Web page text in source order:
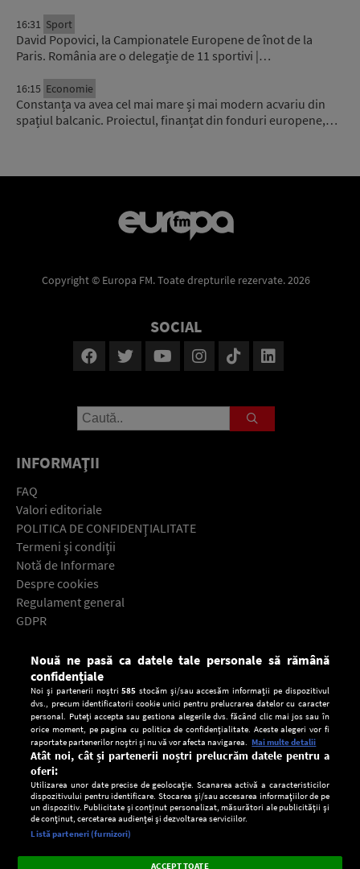
16:31 Sport
David Popovici, la Campionatele Europene de înot de la
Paris. România are o delegație de 11 sportivi |…
16:15 Economie
Constanța va avea cel mai mare și mai modern acvariu din
spațiul balcanic. Proiectul, finanțat din fonduri europene,…
Copyright © Europa FM. Toate drepturile rezervate. 2026
SOCIAL
INFORMAŢII
FAQ
Valori editoriale
POLITICA DE CONFIDENŢIALITATE
Termeni şi condiţii
Notă de Informare
Despre cookies
Regulament general
GDPR
Descarcă gratuit aplicaţia Europa FM pentru smartphone:
Setări:
Dark
Radio live, podcasturi, știri și alerte ×
Nouă ne pasă ca datele tale personale să rămână
confidențiale
Noi și partenerii noștri585 stocăm și/sau accesăm informații pe dispozitivul
dvs., precum identificatorii cookie unici pentru prelucrarea datelor cu caracter
personal. Puteți accepta sau gestiona alegerile dvs. făcând clic mai jos sau în
orice moment, pe pagina cu politica de confidențialitate. Aceste alegeri vor fi
raportate partenerilor noștri și nu vă vor afecta navigarea. Mai multe detalii
Atât noi, cât și partenerii noștri prelucrăm datele pentru a
oferi:
Utilizarea unor date precise de geolocație. Scanarea activă a caracteristicilor
dispozitivului pentru identificare. Stocarea și/sau accesarea informațiilor de pe
un dispozitiv. Publicitate și conținut personalizat, măsurători ale publicității și
de conținut, cercetarea audienței și dezvoltarea serviciilor.
Listă parteneri (furnizori)
ACCEPT TOATE